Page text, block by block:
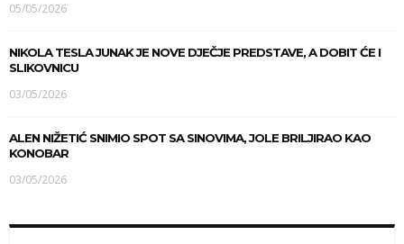
05/05/2026
NIKOLA TESLA JUNAK JE NOVE DJEČJE PREDSTAVE, A DOBIT ĆE I
SLIKOVNICU
03/05/2026
ALEN NIŽETIĆ SNIMIO SPOT SA SINOVIMA, JOLE BRILJIRAO KAO
KONOBAR
03/05/2026